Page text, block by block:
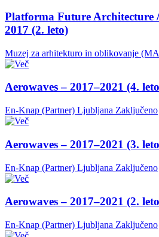
Platforma Future Architecture
2017 (2. leto)
Muzej za arhitekturo in oblikovanje
Aerowaves – 2017–2021 (4.
En-Knap (Partner) Ljubljana Zaključeno
Aerowaves – 2017–2021 (3.
En-Knap (Partner) Ljubljana Zaključeno
Aerowaves – 2017–2021 (2.
En-Knap (Partner) Ljubljana Zaključeno